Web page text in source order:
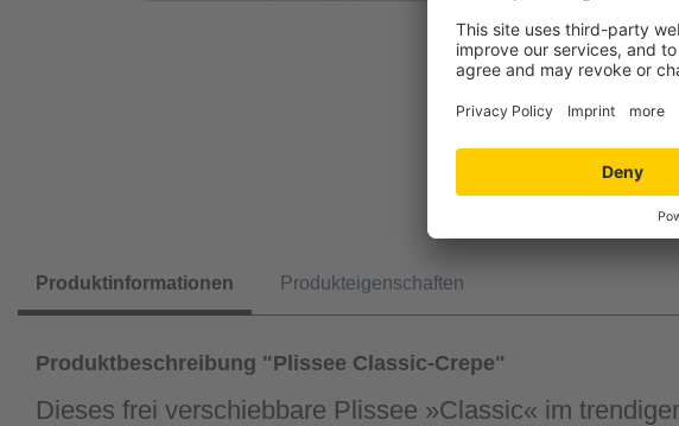
Produktinformationen Produkteigenschaften
Produktbeschreibung "Plissee Classic-Crepe"
Dieses frei verschiebbare Plissee »Classic« im